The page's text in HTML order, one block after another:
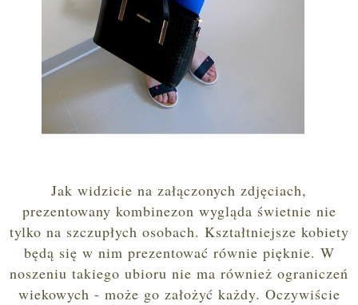
Jak widzicie na załączonych zdjęciach,
prezentowany kombinezon wygląda świetnie nie
tylko na szczupłych osobach. Kształtniejsze kobiety
będą się w nim prezentować równie pięknie. W
noszeniu takiego ubioru nie ma również ograniczeń
wiekowych - może go założyć każdy. Oczywiście